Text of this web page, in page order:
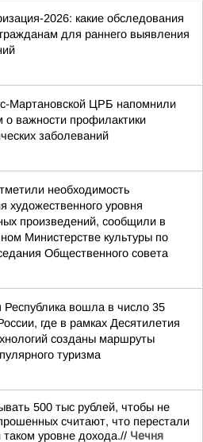
2026: какие обследования
для раннего выявления
Мартановской ЦРБ напомнили
о важности профилактики
заболеваний
необходимость
художественного уровня
произведений, сообщили в
Министерстве культуры по
Общественного совета
Республика вошла в число 35
где в рамках Десятилетия
созданы маршруты
туризма
500 тыс рублей, чтобы не
считают, что перестали
уровне дохода.// Чечня